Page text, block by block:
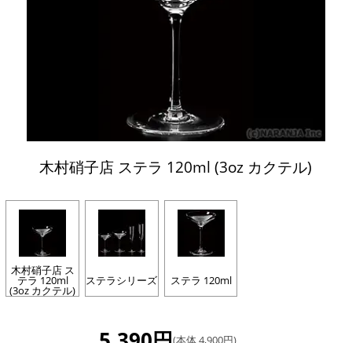
木村硝子店 ステラ 120ml (3oz カクテル)
木村硝子店 ス
テラ 120ml
(3oz カクテル)
ステラシリーズ ステラ 120ml
(本体 4,900円)